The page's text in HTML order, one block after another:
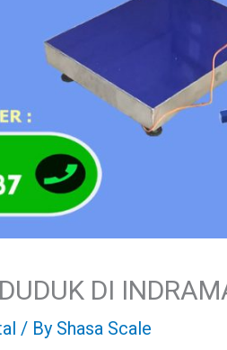
DI
/ By Shasa Scale